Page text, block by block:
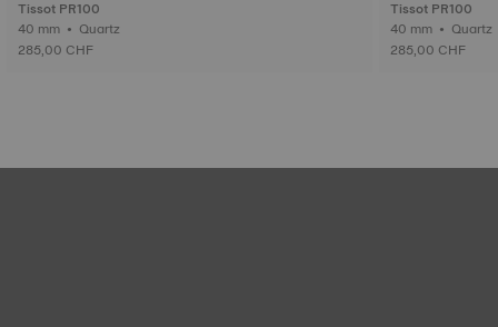
Tissot PR100
40 mm • Quartz
285,00 CHF
Tissot PR100
40 mm • Quartz
285,00 CHF